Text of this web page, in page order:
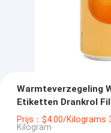
Warmteverzegeling
Etiketten Drankrol
Drankverpakkingszak
Prijs：$4.00/Kilograms
Kilogram